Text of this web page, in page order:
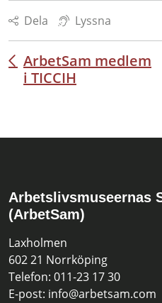
Dela Lyssna
Inläggsnavigering
ArbetSam medlem
i TICCIH
Arbetslivsmuseernas
(ArbetSam)
Laxholmen
602 21 Norrköping
Telefon: 011-23 17 30
E-post: info@arbetsam.com